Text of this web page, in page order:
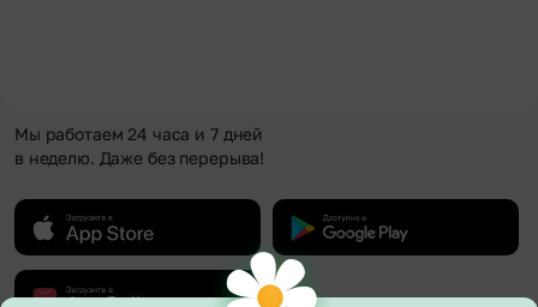
Мы работаем 24 часа и 7 дней
в неделю. Даже без перерыва!